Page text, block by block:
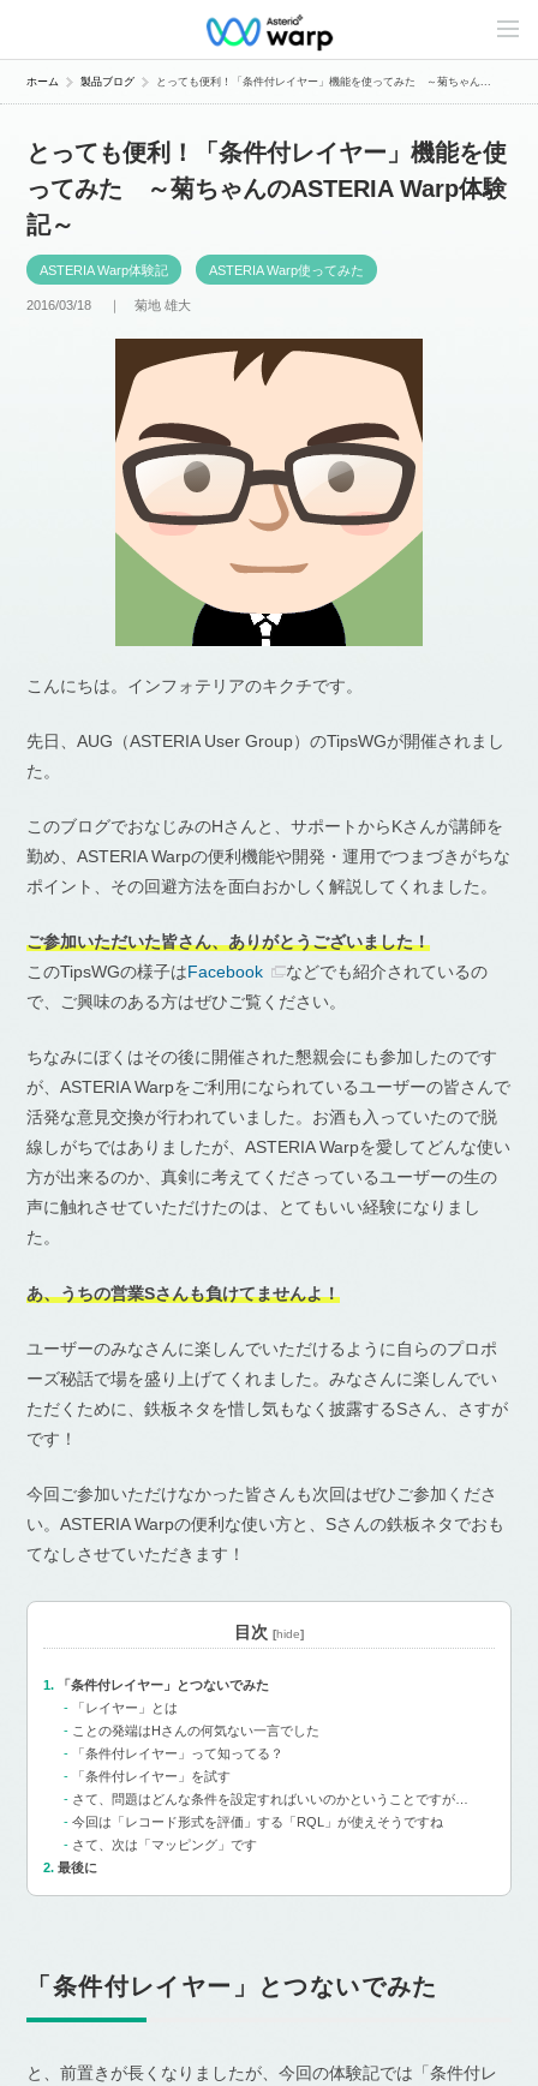
C
n
e
ホーム 製品ブログ とっても便利！「条件付レイヤー」機能を使ってみた ～菊ちゃん...
とっても便利！「条件付レイヤー」機能を使
ってみた ～菊ちゃんのASTERIA Warp体験
記～
ASTERIA Warp体験記 ASTERIA Warp使ってみた
2016/03/18 ｜菊地 雄大
こんにちは。インフォテリアのキクチです。
先日、AUG（ASTERIA User Group）のTipsWGが開催されまし
た。
このブログでおなじみのHさんと、サポートからKさんが講師を
勤め、ASTERIA Warpの便利機能や開発・運用でつまづきがちな
ポイント、その回避方法を面白おかしく解説してくれました。
ご参加いただいた皆さん、ありがとうございました！
このTipsWGの様子はFacebook
などでも紹介されているの
で、ご興味のある方はぜひご覧ください。
ちなみにぼくはその後に開催された懇親会にも参加したのです
が、ASTERIA Warpをご利用になられているユーザーの皆さんで
活発な意見交換が行われていました。お酒も入っていたので脱
線しがちではありましたが、ASTERIA Warpを愛してどんな使い
方が出来るのか、真剣に考えてくださっているユーザーの生の
声に触れさせていただけたのは、とてもいい経験になりまし
た。
あ、うちの営業Sさんも負けてませんよ！
ユーザーのみなさんに楽しんでいただけるように自らのプロポ
ーズ秘話で場を盛り上げてくれました。みなさんに楽しんでい
ただくために、鉄板ネタを惜し気もなく披露するSさん、さすが
です！
今回ご参加いただけなかった皆さんも次回はぜひご参加くださ
い。ASTERIA Warpの便利な使い方と、Sさんの鉄板ネタでおも
てなしさせていただきます！
目次 [hide]
「条件付レイヤー」とつないでみた
「レイヤー」とは
ことの発端はHさんの何気ない一言でした
「条件付レイヤー」って知ってる？
「条件付レイヤー」を試す
さて、問題はどんな条件を設定すればいいのかということですが…
今回は「レコード形式を評価」する「RQL」が使えそうですね
さて、次は「マッピング」です
最後に
「条件付レイヤー」とつないでみた
と、前置きが長くなりましたが、今回の体験記では「条件付レ